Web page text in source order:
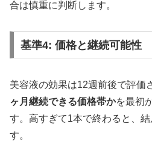
合は慎重に判断します。
基準4: 価格と継続可能性
美容液の効果は12週前後で評価
ヶ月継続できる価格帯かを最初
す。高すぎて1本で終わると、
す。